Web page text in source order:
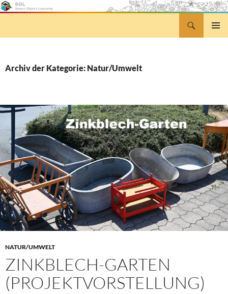
Zum
Archiv der Kategorie: Natur/Umwelt
NATUR/UMWELT
ZINKBLECH-GARTEN
(PROJEKTVORSTELLUNG)